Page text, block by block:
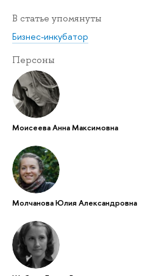
В статье упомянуты
Бизнес-инкубатор
Персоны
Моисеева Анна Максимовна
Молчанова Юлия Александровна